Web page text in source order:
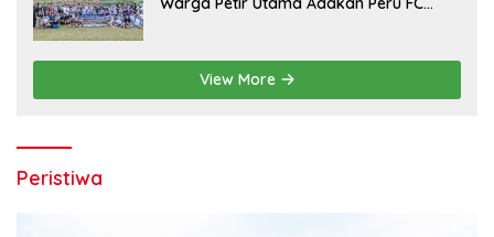
View More
Peristiwa